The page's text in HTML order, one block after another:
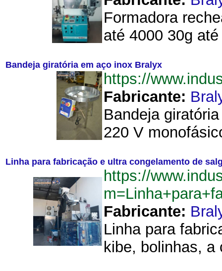
Formadora
até 4000 30g
Bandeja giratória em aço inox Bralyx
https://
Fabricante:
Bandeja
220 V
Linha para fabricação e ultra congelamento de
https://
Fabricante:
Linha para
kibe, bolinhas,